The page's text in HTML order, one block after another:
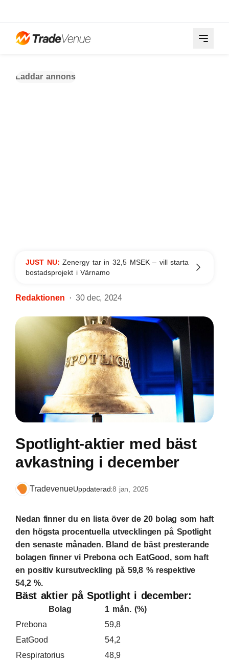
Laddar annons
JUST NU:Zenergy tar in 32,5 MSEK – vill starta
bostadsprojekt i Värnamo
Redaktionen 30 dec, 2024
Spotlight-aktier med bäst
avkastning i december
TradevenueUppdaterad:8 jan, 2025
Nedan finner du en lista över de 20 bolag som haft
den högsta procentuella utvecklingen på Spotlight
den senaste månaden. Bland de bäst presterande
bolagen finner vi Prebona och EatGood, som haft
en positiv kursutveckling på 59,8 % respektive
54,2 %.
Bäst aktier på Spotlight i december:
Bolag
1 mån. (%)
Prebona
59,8
EatGood
54,2
Respiratorius
48,9